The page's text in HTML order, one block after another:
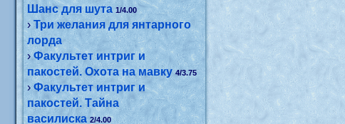
Шанс для шута 1/4.00
›Три желания для янтарного
лорда
›Факультет интриг и
пакостей. Охота на мавку 4/3.75
›Факультет интриг и
пакостей. Тайна
василиска 2/4.00